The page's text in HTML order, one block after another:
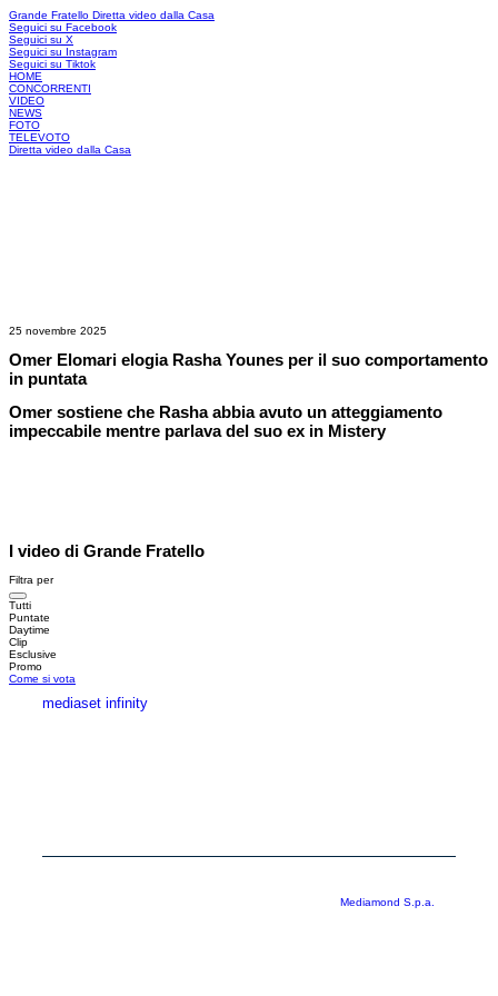
Grande Fratello Diretta video dalla Casa
Seguici su Facebook
Seguici su X
Seguici su Instagram
Seguici su Tiktok
HOME
CONCORRENTI
VIDEO
NEWS
FOTO
TELEVOTO
Diretta video dalla Casa
25 novembre 2025
Omer Elomari elogia Rasha Younes per il suo comportamento
in puntata
Omer sostiene che Rasha abbia avuto un atteggiamento
impeccabile mentre parlava del suo ex in Mistery
I video di Grande Fratello
Filtra per
Tutti
Puntate
Daytime
Clip
Esclusive
Promo
Come si vota
mediaset infinity
Mediamond S.p.a.